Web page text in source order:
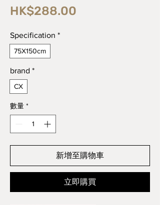
HK$288.00
Specification *
75X150cm
brand *
CX
數量 *
新增至購物車
立即購買